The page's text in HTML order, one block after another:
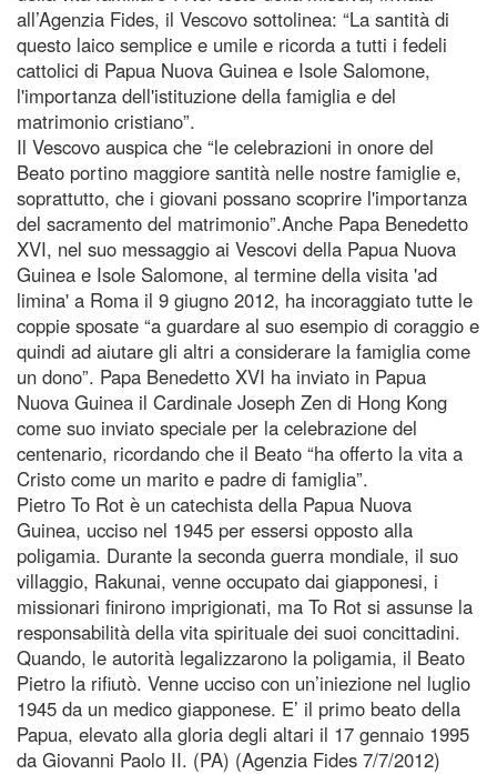
all’Agenzia Fides, il Vescovo sottolinea: “La santità di
questo laico semplice e umile e ricorda a tutti i fedeli
cattolici di Papua Nuova Guinea e Isole Salomone,
l'importanza dell'istituzione della famiglia e del
matrimonio cristiano”.
Il Vescovo auspica che “le celebrazioni in onore del
Beato portino maggiore santità nelle nostre famiglie e,
soprattutto, che i giovani possano scoprire l'importanza
del sacramento del matrimonio”.Anche Papa Benedetto
XVI, nel suo messaggio ai Vescovi della Papua Nuova
Guinea e Isole Salomone, al termine della visita 'ad
limina' a Roma il 9 giugno 2012, ha incoraggiato tutte le
coppie sposate “a guardare al suo esempio di coraggio e
quindi ad aiutare gli altri a considerare la famiglia come
un dono”. Papa Benedetto XVI ha inviato in Papua
Nuova Guinea il Cardinale Joseph Zen di Hong Kong
come suo inviato speciale per la celebrazione del
centenario, ricordando che il Beato “ha offerto la vita a
Cristo come un marito e padre di famiglia”.
Pietro To Rot è un catechista della Papua Nuova
Guinea, ucciso nel 1945 per essersi opposto alla
poligamia. Durante la seconda guerra mondiale, il suo
villaggio, Rakunai, venne occupato dai giapponesi, i
missionari finirono imprigionati, ma To Rot si assunse la
responsabilità della vita spirituale dei suoi concittadini.
Quando, le autorità legalizzarono la poligamia, il Beato
Pietro la rifiutò. Venne ucciso con un’iniezione nel luglio
1945 da un medico giapponese. E’ il primo beato della
Papua, elevato alla gloria degli altari il 17 gennaio 1995
da Giovanni Paolo II. (PA) (Agenzia Fides 7/7/2012)